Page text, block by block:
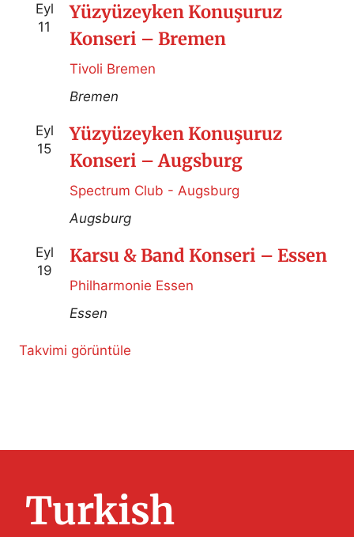
Eyl
11
Yüzyüzeyken Konuşuruz
Konseri – Bremen
Tivoli Bremen
Bremen
Eyl
15
Yüzyüzeyken Konuşuruz
Konseri – Augsburg
Spectrum Club - Augsburg
Augsburg
Eyl
19
Karsu & Band Konseri – Essen
Philharmonie Essen
Essen
Takvimi görüntüle
Turkish